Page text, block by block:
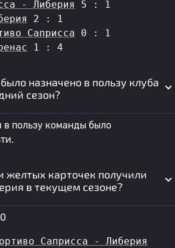
- Либерия
5 : 1
2 : 1
Саприсса 0 : 1
1 : 4
назначено в пользу клуба
сезон?
в пользу команды было
желтых карточек получили
в текущем сезоне?
Саприсса - Либерия